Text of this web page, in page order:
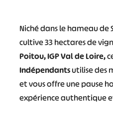
Niché dans le hameau
cultive 33 hectares de
Poitou, IGP Val de Loire,
Indépendantsutilise des
et vous offre une pause
expérience authentique